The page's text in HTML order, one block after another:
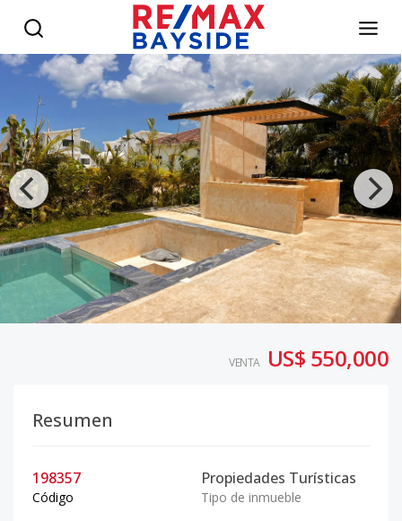
VENTA US$ 550,000
Resumen
198357
Código
Propiedades Turísticas
Tipo de inmueble
Turistico en LA ESTANCIA - RE/MAX Bayside